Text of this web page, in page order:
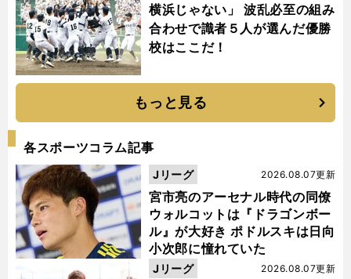
横浜じゃない」 波乱必至の組み
合わせで識者５人が選んだ優勝
校はここだ！
もっと見る
各スポーツコラム記事
宮市亮のアーセナル時代の同僚
ウォルコットは『ドラゴンボー
ル』が大好き ポドルスキは日向
小次郎に憧れていた
2026.08.07更新
Jリーグ
2026.08.07更新
Jリーグ